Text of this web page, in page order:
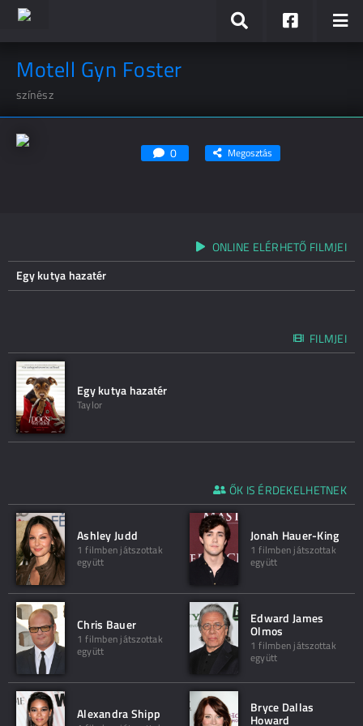
Motell Gyn Foster
színész
0 Megosztás
ONLINE ELÉRHETŐ FILMJEI
Egy kutya hazatér
FILMJEI
Egy kutya hazatér
Taylor
ŐK IS ÉRDEKELHETNEK
Ashley Judd
1 filmben játszottak
együtt
Jonah Hauer-King
1 filmben játszottak
együtt
Chris Bauer
1 filmben játszottak
együtt
Edward James
Olmos
1 filmben játszottak
együtt
Alexandra Shipp Bryce Dallas
Howard